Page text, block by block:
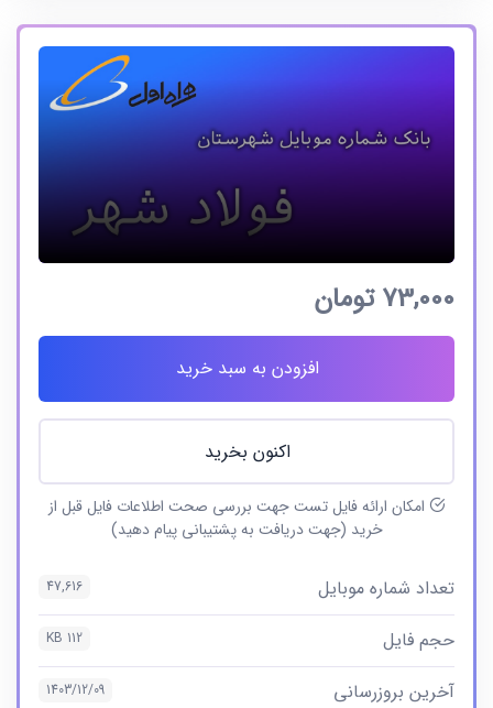
73,000تومان
افزودن به سبد خرید
اکنون بخرید
امکان ارائه فایل تست جهت بررسی صحت اطلاعات فایل قبل از
خرید (جهت دریافت به پشتیبانی پیام دهید)
تعداد شماره موبایل 47,616
حجم فایل 112 KB
آخرین بروزرسانی 1403/12/09